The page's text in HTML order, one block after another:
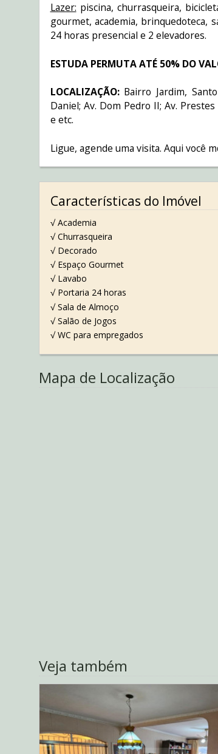
Lazer: piscina, churrasqueira,
gourmet, academia, brinquedoteca,
24 horas presencial e 2 elevadores.
ESTUDA PERMUTA ATÉ 50% DO
LOCALIZAÇÃO:Bairro Jardim,
Daniel; Av. Dom Pedro II; Av.
e etc.
Ligue, agende uma visita. Aqui você
Características do Imóvel
√ Academia
√ Churrasqueira
√ Decorado
√ Espaço Gourmet
√ Lavabo
√ Portaria 24 horas
√ Sala de Almoço
√ Salão de Jogos
√ WC para empregados
Mapa de Localização
Veja também